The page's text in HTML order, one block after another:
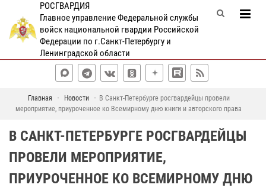
РОСГВАРДИЯ
Главное управление Федеральной службы
войск национальной гвардии Российской
Федерации по г.Санкт-Петербургу и
Ленинградской области
Главная Новости
В Санкт-Петербурге росгвардейцы провели
мероприятие, приуроченное ко Всемирному дню книги и авторского права
В САНКТ-ПЕТЕРБУРГЕ РОСГВАРДЕЙЦЫ
ПРОВЕЛИ МЕРОПРИЯТИЕ,
ПРИУРОЧЕННОЕ КО ВСЕМИРНОМУ ДНЮ